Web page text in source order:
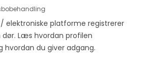
elektroniske platforme registrerer
dør. Læs hvordan profilen
hvordan du giver adgang.